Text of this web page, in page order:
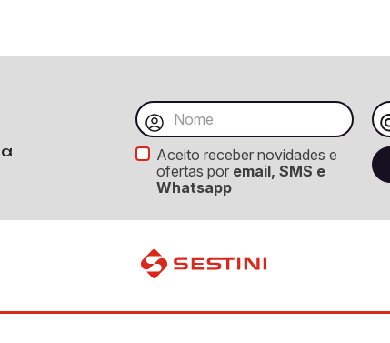
Aceito receber novidades e
ofertas por email, SMS e
Whatsapp